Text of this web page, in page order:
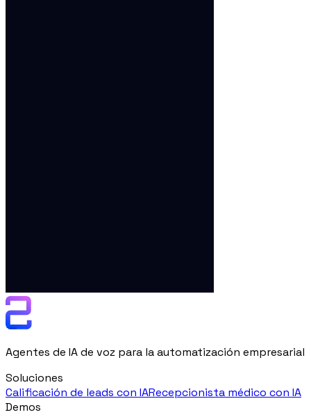
Agentes de IA de voz para la automatización empresarial
Soluciones
Calificación de leads con IARecepcionista médico con IA
Demos